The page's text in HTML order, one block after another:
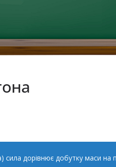
сила дорівнює добутку маси на